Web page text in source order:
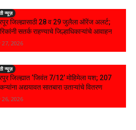
न्यूज़
जिल्ह्यासाठी 28 व 29 जुलैला ऑरेंज अलर्ट;
सतर्क राहण्याचे जिल्हाधिकाऱ्यांचे आवाहन
27, 2026
न्यूज़
जिल्ह्यात ‘जिवंत 7/12’ मोहिमेला यश; 207
अद्ययावत सातबारा उताऱ्यांचे वितरण
26, 2026